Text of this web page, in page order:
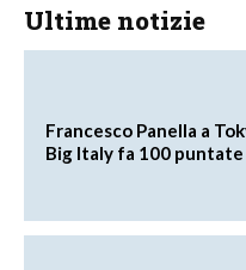
Ultime notizie
Francesco Panella a
Big Italy fa 100 puntate